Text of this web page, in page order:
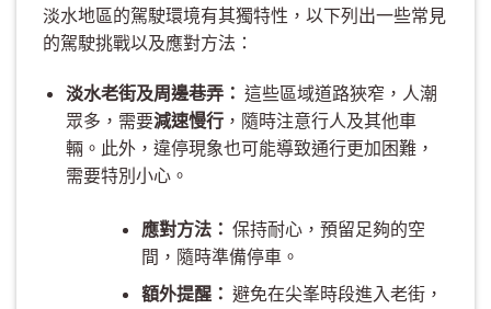
淡水地區的駕駛環境有其獨特性，以下列出一些常見
的駕駛挑戰以及應對方法：
淡水老街及周邊巷弄： 這些區域道路狹窄，人潮
眾多，需要減速慢行，隨時注意行人及其他車
輛。此外，違停現象也可能導致通行更加困難，
需要特別小心。
應對方法： 保持耐心，預留足夠的空
間，隨時準備停車。
額外提醒： 避免在尖峯時段進入老街，